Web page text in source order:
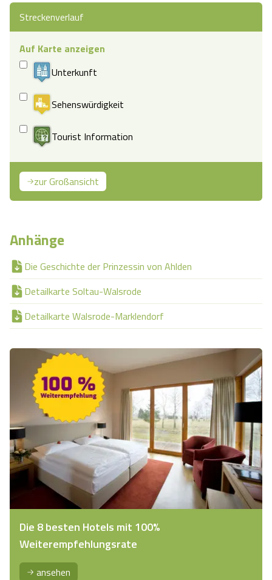
Anhänge
Die Geschichte der Prinzessin von Ahlden
Detailkarte Soltau-Walsrode
Detailkarte Walsrode-Marklendorf
Streckenverlauf
Auf Karte anzeigen
Unterkunft
Sehenswürdigkeit
Tourist Information
zur Großansicht
Die 8 besten Hotels mit 100%
Weiterempfehlungsrate
ansehen